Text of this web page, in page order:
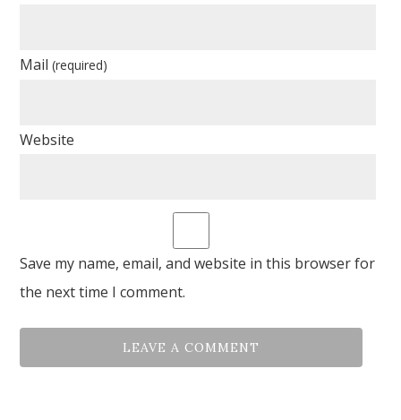
Mail(required)
Website
Save my name, email, and website in this browser for
the next time I comment.